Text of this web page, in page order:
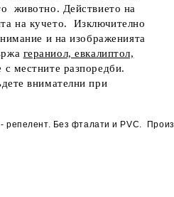
животно. Действието на
на кучето. Изключително
и на изображенията
гераниол, евкалиптол,
с местните разпоредби.
внимателни при
Без фталати и PVC.